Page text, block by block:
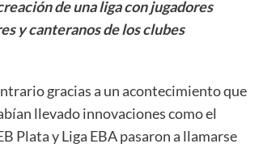
de una liga con jugadores
y canteranos de los clubes
gracias a un acontecimiento que
llevado innovaciones como el
Plata y Liga EBA pasaron a llamarse